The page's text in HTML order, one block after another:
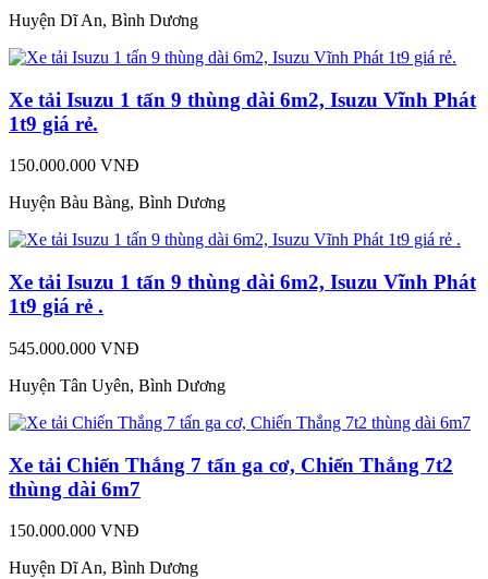
Huyện Dĩ An, Bình Dương
Xe tải Isuzu 1 tấn 9 thùng dài 6m2, Isuzu Vĩnh Phát
1t9 giá rẻ.
150.000.000 VNĐ
Huyện Bàu Bàng, Bình Dương
Xe tải Isuzu 1 tấn 9 thùng dài 6m2, Isuzu Vĩnh Phát
1t9 giá rẻ .
545.000.000 VNĐ
Huyện Tân Uyên, Bình Dương
Xe tải Chiến Thắng 7 tấn ga cơ, Chiến Thắng 7t2
thùng dài 6m7
150.000.000 VNĐ
Huyện Dĩ An, Bình Dương